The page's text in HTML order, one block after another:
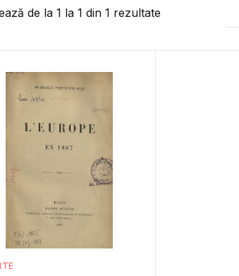
de la 1 la 1 din 1 rezultate